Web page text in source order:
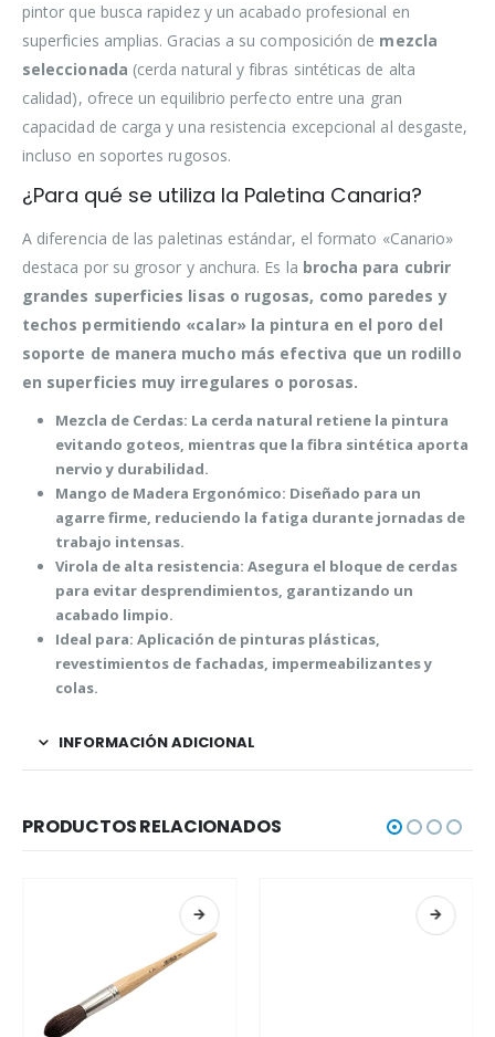
pintor que busca rapidez y un acabado profesional en
superficies amplias. Gracias a su composición de mezcla
seleccionada (cerda natural y fibras sintéticas de alta
calidad), ofrece un equilibrio perfecto entre una gran
capacidad de carga y una resistencia excepcional al desgaste,
incluso en soportes rugosos.
¿Para qué se utiliza la Paletina Canaria?
A diferencia de las paletinas estándar, el formato «Canario»
destaca por su grosor y anchura. Es la brocha para cubrir
grandes superficies lisas o rugosas, como paredes y
techos permitiendo «calar» la pintura en el poro del
soporte de manera mucho más efectiva que un rodillo
en superficies muy irregulares o porosas.
Mezcla de Cerdas: La cerda natural retiene la pintura
evitando goteos, mientras que la fibra sintética aporta
nervio y durabilidad.
Mango de Madera Ergonómico: Diseñado para un
agarre firme, reduciendo la fatiga durante jornadas de
trabajo intensas.
Virola de alta resistencia: Asegura el bloque de cerdas
para evitar desprendimientos, garantizando un
acabado limpio.
Ideal para: Aplicación de pinturas plásticas,
revestimientos de fachadas, impermeabilizantes y
colas.
INFORMACIÓN ADICIONAL
PRODUCTOS RELACIONADOS